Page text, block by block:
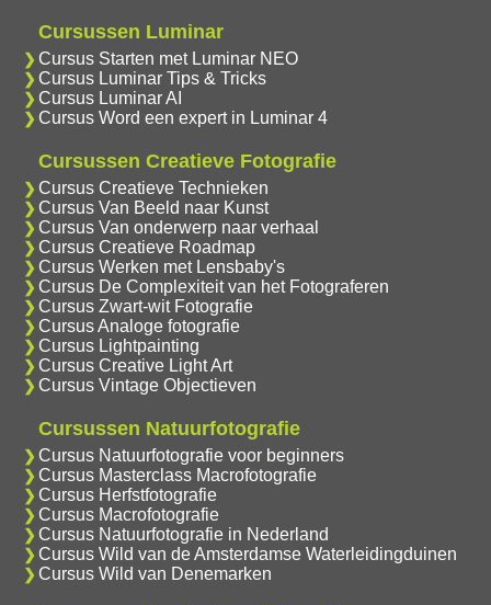
Cursussen Luminar
Cursus Starten met Luminar NEO
Cursus Luminar Tips & Tricks
Cursus Luminar AI
Cursus Word een expert in Luminar 4
Cursussen Creatieve Fotografie
Cursus Creatieve Technieken
Cursus Van Beeld naar Kunst
Cursus Van onderwerp naar verhaal
Cursus Creatieve Roadmap
Cursus Werken met Lensbaby's
Cursus De Complexiteit van het Fotograferen
Cursus Zwart-wit Fotografie
Cursus Analoge fotografie
Cursus Lightpainting
Cursus Creative Light Art
Cursus Vintage Objectieven
Cursussen Natuurfotografie
Cursus Natuurfotografie voor beginners
Cursus Masterclass Macrofotografie
Cursus Herfstfotografie
Cursus Macrofotografie
Cursus Natuurfotografie in Nederland
Cursus Wild van de Amsterdamse Waterleidingduinen
Cursus Wild van Denemarken